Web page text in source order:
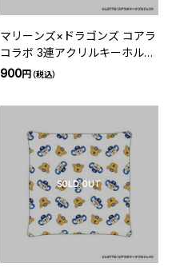
マリーンズ×ドラゴンズ コアラ
コラボ 3連アクリルキーホルダ
ー
900円（税込）
SOLD OUT